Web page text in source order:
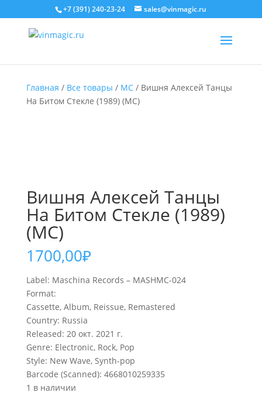
+7 (391) 240-23-24 sales@vinmagic.ru
Главная / Все товары / MC/ Вишня Алексей Танцы
На Битом Стекле (1989) (MC)
Вишня Алексей Танцы
На Битом Стекле (1989)
(MC)
1700,00₽
Label: Maschina Records – MASHMC-024
Format:
Cassette, Album, Reissue, Remastered
Country: Russia
Released: 20 окт. 2021 г.
Genre: Electronic, Rock, Pop
Style: New Wave, Synth-pop
Barcode (Scanned): 4668010259335
1 в наличии